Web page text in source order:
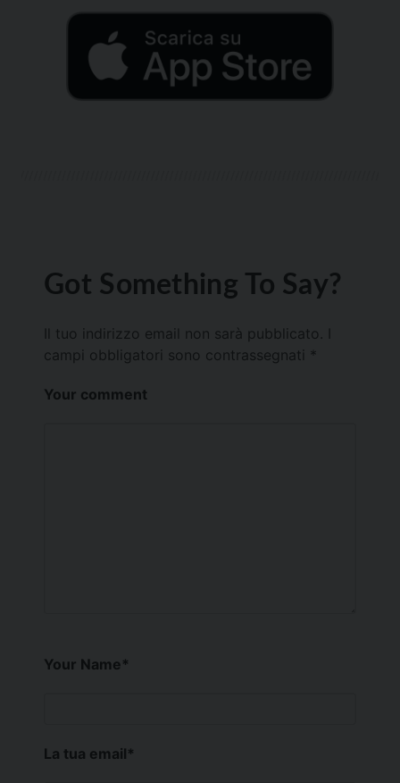
Got Something To Say?
Il tuo indirizzo email non sarà pubblicato.
campi obbligatori sono contrassegnati *
Your comment
Your Name*
La tua email*